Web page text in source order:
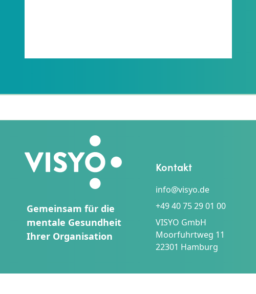
ZUR
NIEDEN
Gemeinsam für die
mentale Gesundheit
Ihrer Organisation
Kontakt
info@visyo.de
+49 40 75 29 01 00
VISYO GmbH
Moorfuhrtweg 11
22301 Hamburg